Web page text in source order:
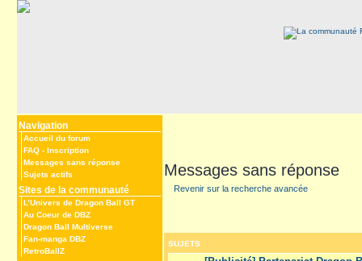
Navigation
Accueil du forum
FAQ - Inscription
Messages sans réponse
Sujets actifs
Sites de la communauté
L’Univers de Dragon Ball GT
Au Coeur de DBZ
Dragon Ball Multiverse
Fan-manga DBZ
RetroBallZ
Messages sans réponse
Revenir sur la recherche avancée
SUJETS